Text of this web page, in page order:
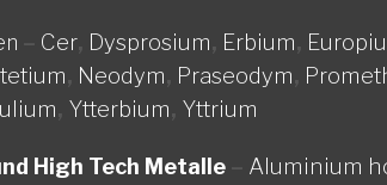
– Cer, Dysprosium, Erbium,
, Neodym, Praseodym,
, Ytterbium, Yttrium
High Tech Metalle – Aluminium